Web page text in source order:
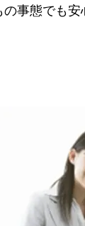
事態でも安